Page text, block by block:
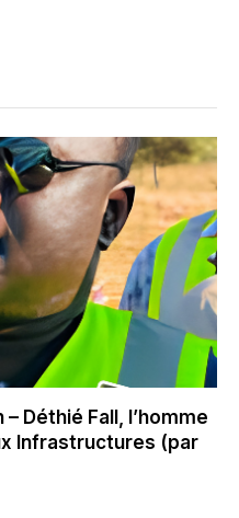
Déthié Fall, l’homme
Infrastructures (par